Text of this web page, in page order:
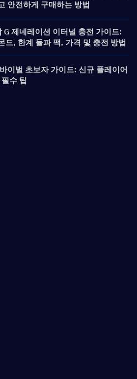
안전하게 구매하는 방법
G 제네레이션 이터널 충전 가이드:
드, 한계 돌파 팩, 가격 및 충전 방법
이벌 초보자 가이드: 신규 플레이어
수 팁